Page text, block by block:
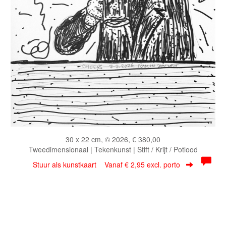
30 x 22 cm, © 2026, € 380,00
Tweedimensionaal | Tekenkunst | Stift / Krijt / Potlood
Stuur als kunstkaart Vanaf € 2,95 excl. porto